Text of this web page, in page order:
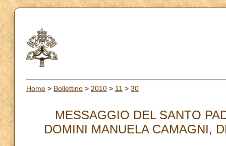
Home > Bollettino > 2010 > 11 > 30
MESSAGGIO DEL SANTO
DOMINI MANUELA CAMAGNI,